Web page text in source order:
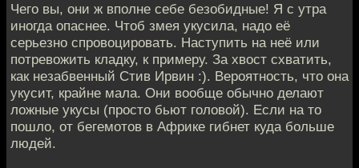
Чего вы, они ж вполне себе безобидные! Я с утра
иногда опаснее. Чтоб змея укусила, надо её
серьезно спровоцировать. Наступить на неё или
потревожить кладку, к примеру. За хвост схватить,
как незабвенный Стив Ирвин :). Вероятность, что она
укусит, крайне мала. Они вообще обычно делают
ложные укусы (просто бьют головой). Если на то
пошло, от бегемотов в Африке гибнет куда больше
людей.